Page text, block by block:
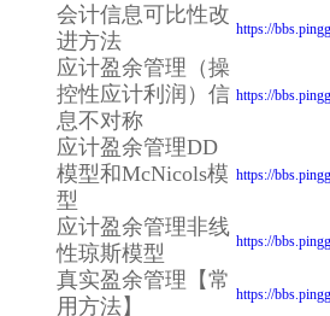
会计信息可比性改
进方法
https://
应计盈余管理（操
控性应计利润）信
息不对称
https://
应计盈余管理DD
模型和McNicols模
型
https://
应计盈余管理非线
性琼斯模型
https://
真实盈余管理【常
用方法】
https://